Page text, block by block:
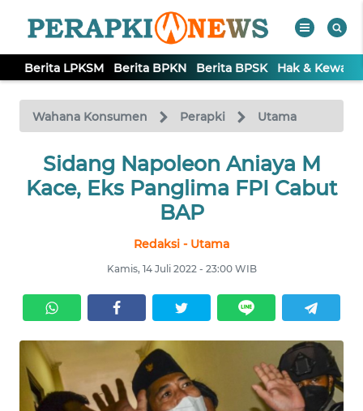
Berita LPKSM Berita BPKN Berita BPSK Hak &
Wahana Konsumen Perapki Utama
Sidang Napoleon Aniaya M
Kace, Eks Panglima FPI Cabut
BAP
Redaksi - Utama
Kamis, 14 Juli 2022 - 23:00 WIB
TV
Tutup
BERITA
LPKSM
BPSK
HAK &
KEWAJIBAN
KONSUMEN